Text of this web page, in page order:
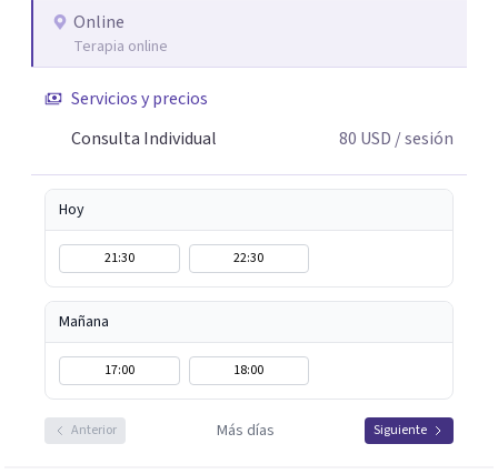
Online
Terapia online
Servicios y precios
Consulta Individual
80 USD / sesión
Hoy
21:30 22:30
Mañana
17:00 18:00
Anterior Más días Siguiente